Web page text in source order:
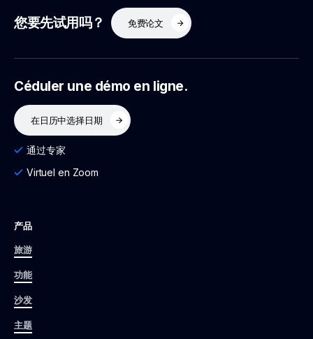
您要先试用吗？ 免费论文
Céduler une démo en ligne.
在日历中选择日期
通过专家
Virtuel en Zoom
产品
旅游
功能
沙发
主题